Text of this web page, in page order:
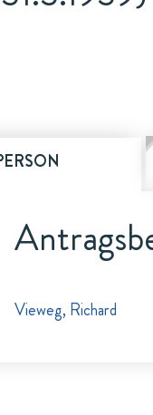
Vieweg, Richard